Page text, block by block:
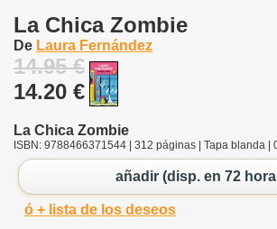
La Chica Zombie
De Laura Fernández
14.95 €
14.20 €
La Chica Zombie
ISBN: 9788466371544 | 312 páginas | Tapa blanda |
añadir (disp. en 72
ó + lista de los deseos